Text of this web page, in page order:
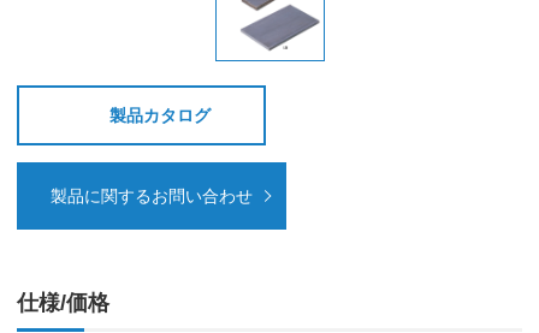
製品カタログ
製品に関するお問い合わせ
仕様/価格